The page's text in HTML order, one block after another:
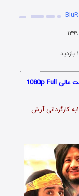
دانلود فیلم سینمایی زن ها فرشته اند 2 با کیفیت عالی 1080p Full
زن ها فرشته اند 2 محصول ۱۳۹۸به کارگردانی آرش